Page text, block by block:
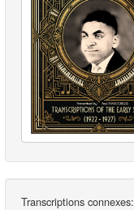
Transcriptions connexes: